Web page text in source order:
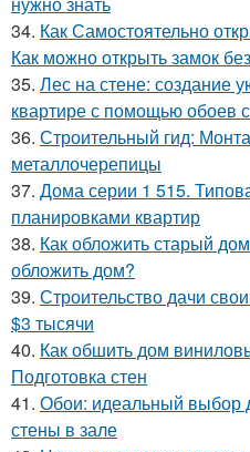
34. Как Самостоятельно
Как можно открыть замок
35. Лес на стене: создание
квартире с помощью обоев
36. Строительный гид:
металлочерепицы
37. Дома серии 1 515.
планировками квартир
38. Как обложить старый
обложить дом?
39. Строительство дачи
$3 тысячи
40. Как обшить дом
Подготовка стен
41. Обои: идеальный выбор
стены в зале